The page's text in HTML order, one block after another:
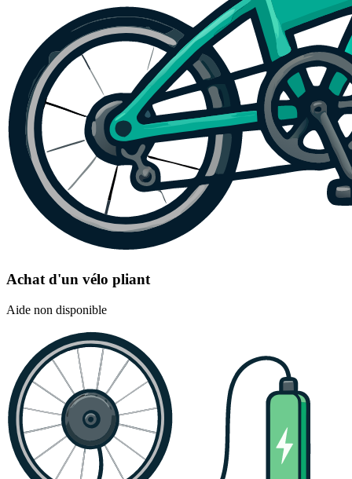
Achat d'un vélo pliant
Aide non disponible